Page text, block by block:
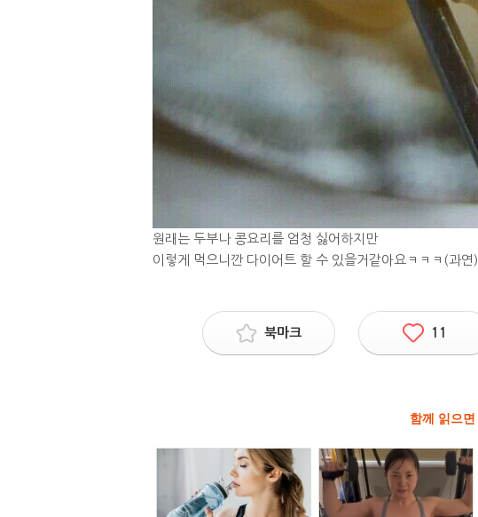
원래는 두부나 콩요리를 엄청 싫어하지만
이렇게 먹으니깐 다이어트 할 수 있을거같아요ㅋㅋㅋ(과연)
북마크 11
함께 읽으면